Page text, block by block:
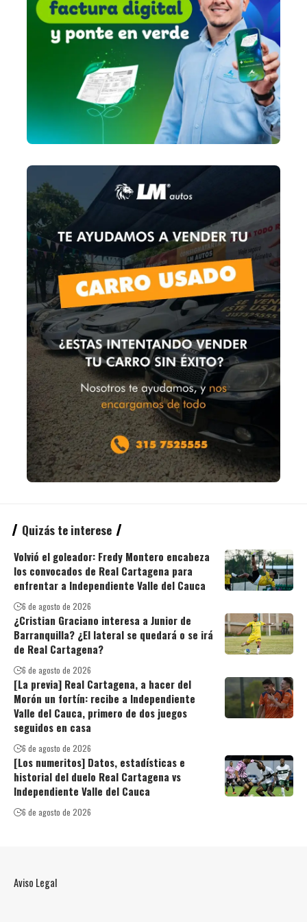
Quizás te interese
Volvió el goleador: Fredy Montero encabeza
los convocados de Real Cartagena para
enfrentar a Independiente Valle del Cauca
6 de agosto de 2026
¿Cristian Graciano interesa a Junior de
Barranquilla? ¿El lateral se quedará o se irá
de Real Cartagena?
6 de agosto de 2026
[La previa] Real Cartagena, a hacer del
Morón un fortín: recibe a Independiente
Valle del Cauca, primero de dos juegos
seguidos en casa
6 de agosto de 2026
[Los numeritos] Datos, estadísticas e
historial del duelo Real Cartagena vs
Independiente Valle del Cauca
6 de agosto de 2026
Aviso Legal